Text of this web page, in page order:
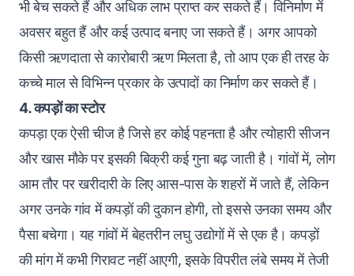
भी बेच सकते हैं और अधिक लाभ प्राप्त कर सकते हैं। विनिर्माण में
अवसर बहुत हैं और कई उत्पाद बनाए जा सकते हैं। अगर आपको
किसी ऋणदाता सेकारोबारी ऋणमिलता है, तो आप एक ही तरह के
कच्चे माल से विभिन्न प्रकार के उत्पादों का निर्माण कर सकते हैं।
4. कपड़ों का स्टोर
कपड़ा एक ऐसी चीज है जिसे हर कोई पहनता है और त्योहारी सीजन
और खास मौके पर इसकी बिक्री कई गुना बढ़ जाती है। गांवों में, लोग
आम तौर पर खरीदारी के लिए आस-पास के शहरों में जाते हैं, लेकिन
अगर उनके गांव में कपड़ों की दुकान होगी, तो इससे उनका समय और
पैसा बचेगा। यह गांवों में बेहतरीन लघु उद्योगों में से एक है। कपड़ों
की मांग में कभी गिरावट नहीं आएगी, इसके विपरीत लंबे समय में तेजी